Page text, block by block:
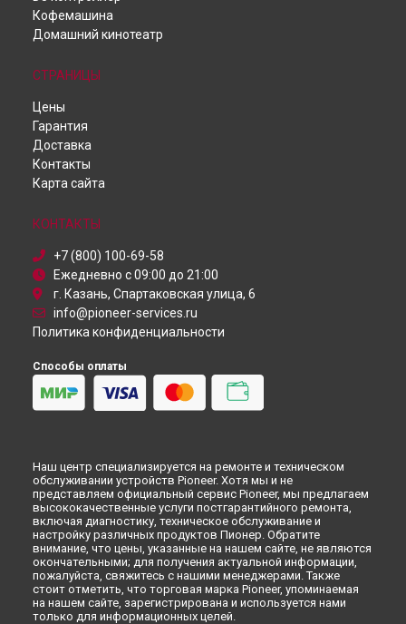
Ремонт ресивера SC-LX502 Pioneer в
Ремонт ресивера SC-LX502 Pioneer в
Ремонт ресивера SC-LX502 Pioneer в
Ремонт ресивера SC-LX502 Pioneer в
Ремонт ресивера SC-LX502 Pioneer в
Ремонт ресивера SC-LX502 Pioneer в
Кофемашина
Домашний кинотеатр
СТРАНИЦЫ
Цены
Гарантия
Доставка
Контакты
Карта сайта
КОНТАКТЫ
+7 (800) 100-69-58
Ежедневно с 09:00 до 21:00
г. Казань, Спартаковская улица, 6
info@pioneer-services.ru
Политика конфиденциальности
Способы оплаты
Наш центр специализируется на ремонте и техническом
обслуживании устройств Pioneer. Хотя мы и не
представляем официальный сервис Pioneer, мы предлагаем
высококачественные услуги постгарантийного ремонта,
включая диагностику, техническое обслуживание и
настройку различных продуктов Пионер. Обратите
внимание, что цены, указанные на нашем сайте, не являются
окончательными; для получения актуальной информации,
пожалуйста, свяжитесь с нашими менеджерами. Также
стоит отметить, что торговая марка Pioneer, упоминаемая
на нашем сайте, зарегистрирована и используется нами
только для информационных целей.